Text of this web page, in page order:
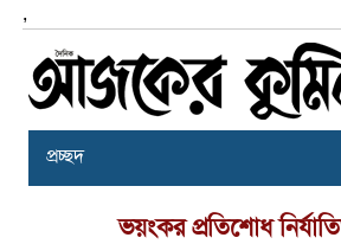
,
প্রচ্ছদ
ভয়ংকর প্রতিশোধ